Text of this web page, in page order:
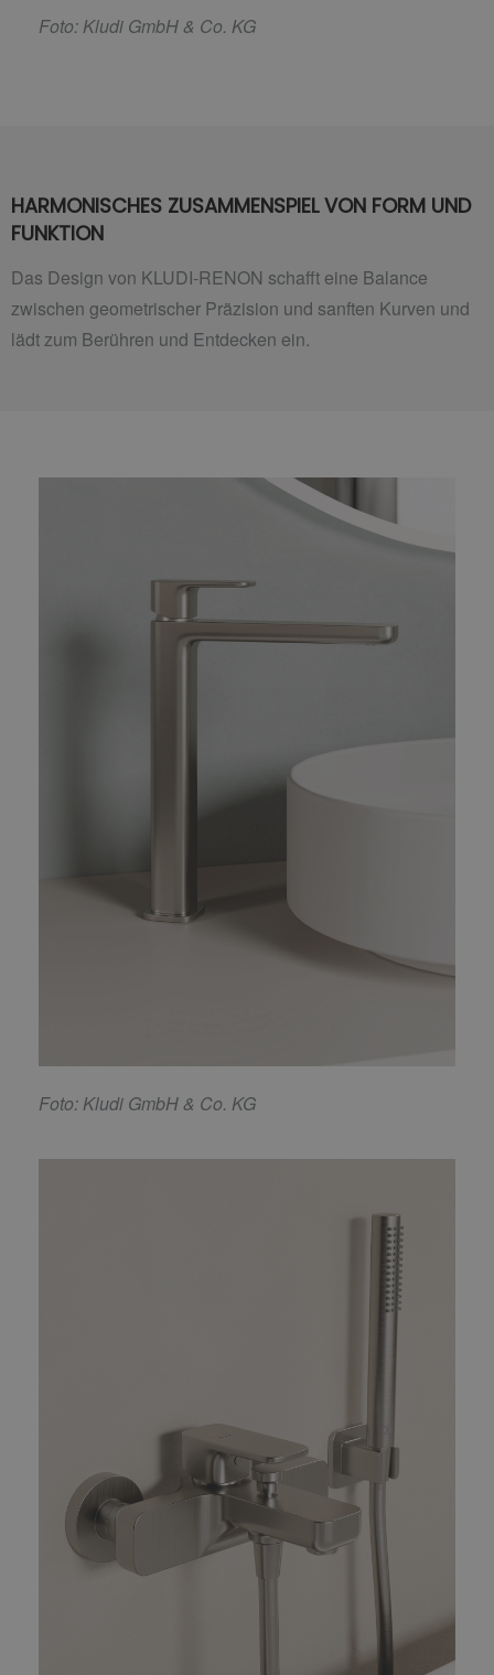
Foto: Kludi GmbH & Co. KG
HARMONISCHES ZUSAMMENSPIEL VON FORM UND
FUNKTION
Das Design von KLUDI-RENON schafft eine Balance
zwischen geometrischer Präzision und sanften Kurven und
lädt zum Berühren und Entdecken ein.
Foto: Kludi GmbH & Co. KG